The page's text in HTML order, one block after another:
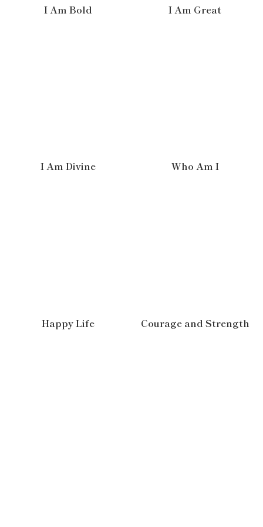
I Am Bold I Am Great
I Am Divine Who Am I
Happy Life Courage and Strength